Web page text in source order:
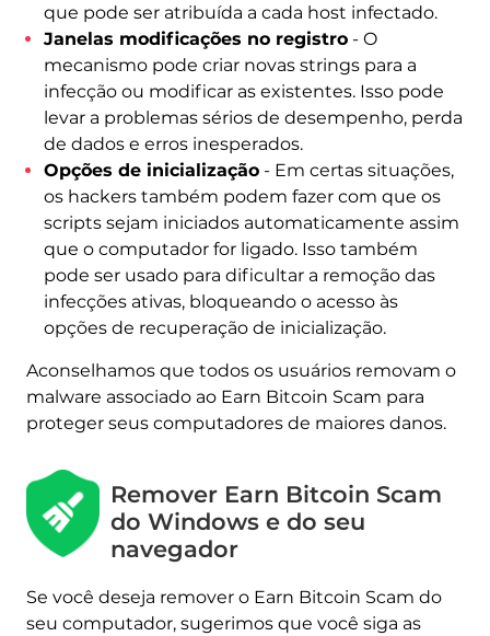
que pode ser atribuída a cada host infectado.
Janelas modificações no registro- O
mecanismo pode criar novas strings para a
infecção ou modificar as existentes. Isso pode
levar a problemas sérios de desempenho, perda
de dados e erros inesperados.
Opções de inicialização- Em certas situações,
os hackers também podem fazer com que os
scripts sejam iniciados automaticamente assim
que o computador for ligado. Isso também
pode ser usado para dificultar a remoção das
infecções ativas, bloqueando o acesso às
opções de recuperação de inicialização.
Aconselhamos que todos os usuários removam o
malware associado ao Earn Bitcoin Scam para
proteger seus computadores de maiores danos.
Remover Earn Bitcoin Scam
do Windows e do seu
navegador
Se você deseja remover o Earn Bitcoin Scam do
seu computador, sugerimos que você siga as